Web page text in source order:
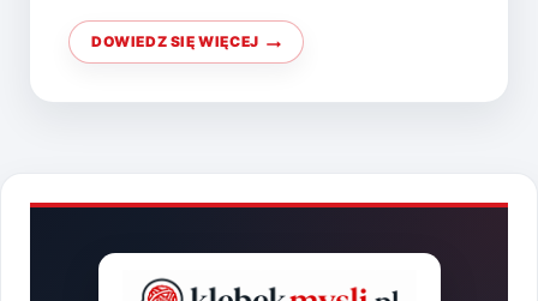
DOWIEDZ SIĘ WIĘCEJ
OGRÓD
ZEN
GO